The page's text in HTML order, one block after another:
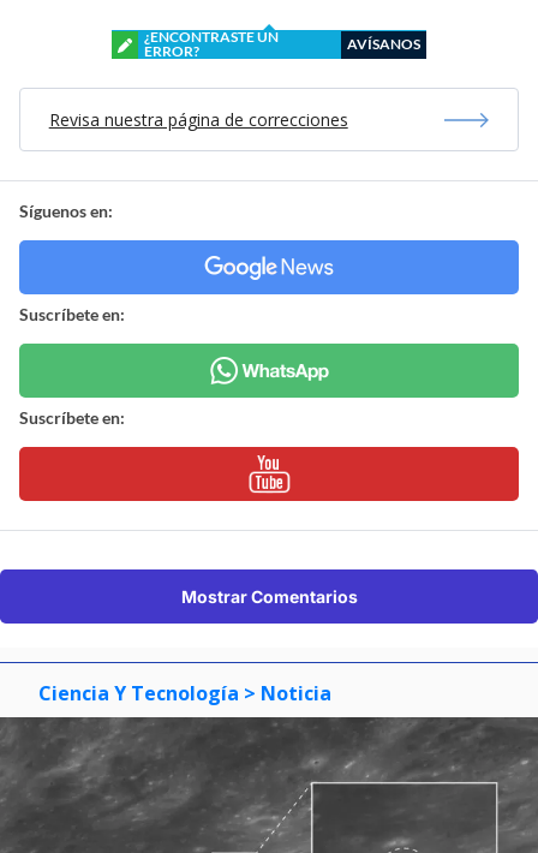
¿ENCONTRASTE UN
ERROR?
AVÍSANOS
Revisa nuestra página de correcciones
Síguenos en:
Suscríbete en:
Suscríbete en:
Mostrar Comentarios
Ciencia Y Tecnología > Noticia